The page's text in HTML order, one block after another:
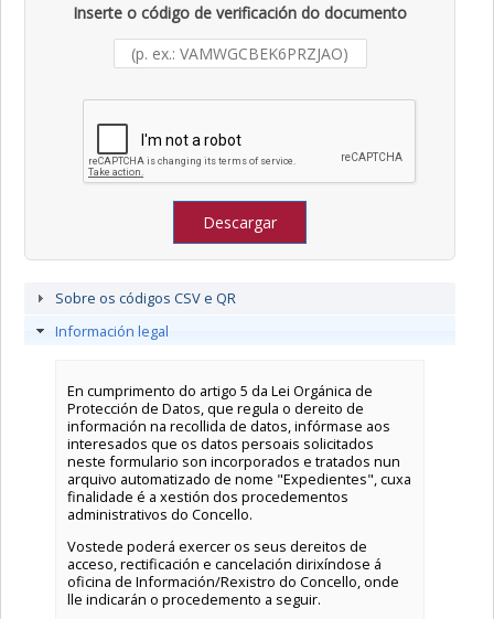
Inserte o código de verificación do documento
Descargar
Sobre os códigos CSV e QR
Información legal
En cumprimento do artigo 5 da Lei Orgánica de
Protección de Datos, que regula o dereito de
información na recollida de datos, infórmase aos
interesados que os datos persoais solicitados
neste formulario son incorporados e tratados nun
arquivo automatizado de nome "Expedientes", cuxa
finalidade é a xestión dos procedementos
administrativos do Concello.
Vostede poderá exercer os seus dereitos de
acceso, rectificación e cancelación dirixíndose á
oficina de Información/Rexistro do Concello, onde
lle indicarán o procedemento a seguir.